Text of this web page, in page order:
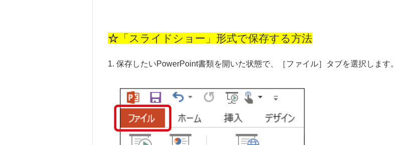
☆ 「スライドショー」形式で保存する方法
1. 保存したいPowerPoint書類を開いた状態で、［ファイル］タブを選択します。